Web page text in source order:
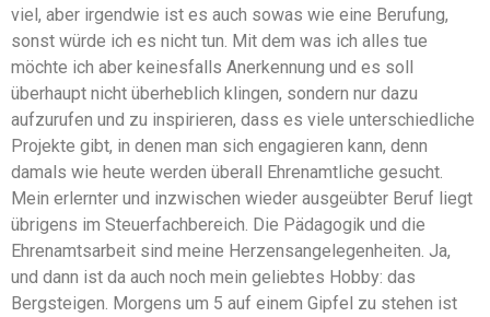
viel, aber irgendwie ist es auch sowas wie eine Berufung,
sonst würde ich es nicht tun. Mit dem was ich alles tue
möchte ich aber keinesfalls Anerkennung und es soll
überhaupt nicht überheblich klingen, sondern nur dazu
aufzurufen und zu inspirieren, dass es viele unterschiedliche
Projekte gibt, in denen man sich engagieren kann, denn
damals wie heute werden überall Ehrenamtliche gesucht.
Mein erlernter und inzwischen wieder ausgeübter Beruf liegt
übrigens im Steuerfachbereich. Die Pädagogik und die
Ehrenamtsarbeit sind meine Herzensangelegenheiten. Ja,
und dann ist da auch noch mein geliebtes Hobby: das
Bergsteigen. Morgens um 5 auf einem Gipfel zu stehen ist